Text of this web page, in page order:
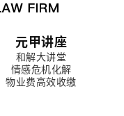
元甲讲座
和解大讲堂
情感危机化解
物业费高效收缴